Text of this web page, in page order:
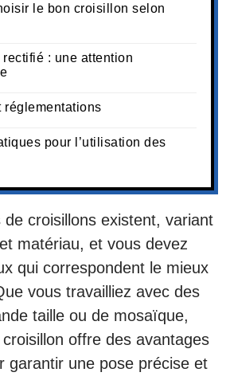
le bon croisillon selon
: une attention
réglementations
pour l’utilisation des
croisillons existent, variant
matériau, et vous devez
qui correspondent le mieux
vous travailliez avec des
taille ou de mosaïque,
offre des avantages
garantir une pose précise et